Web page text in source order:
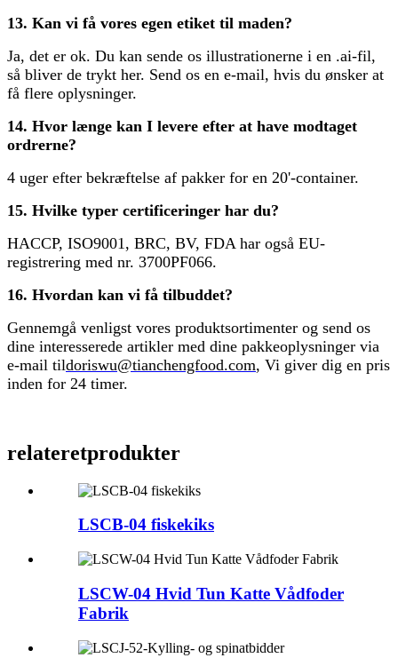
13. Kan vi få vores egen etiket til maden?
Ja, det er ok. Du kan sende os illustrationerne i en .ai-fil,
så bliver de trykt her. Send os en e-mail, hvis du ønsker at
få flere oplysninger.
14. Hvor længe kan I levere efter at have modtaget
ordrerne?
4 uger efter bekræftelse af pakker for en 20'-container.
15. Hvilke typer certificeringer har du?
HACCP, ISO9001, BRC, BV, FDA har også EU-
registrering med nr. 3700PF066.
16. Hvordan kan vi få tilbuddet?
Gennemgå venligst vores produktsortimenter og send os
dine interesserede artikler med dine pakkeoplysninger via
e-mail tildoriswu@tianchengfood.com, Vi giver dig en pris
inden for 24 timer.
relateretprodukter
LSCB-04 fiskekiks
LSCW-04 Hvid Tun Katte Vådfoder
Fabrik